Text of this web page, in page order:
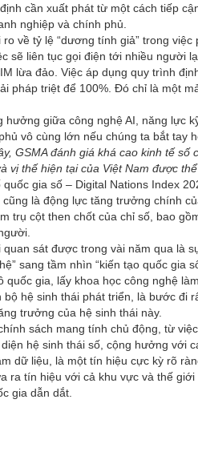
cần xuất phát từ một cách tiếp
nghiệp và chính phủ.
về tỷ lệ “dương tính giả” trong
sẽ liên tục gọi điện tới nhiều người
lừa đảo. Việc áp dụng quy trình
pháp triệt để 100%. Đó chỉ là một
hưởng giữa công nghệ AI, năng lực
vô cùng lớn nếu chúng ta bắt tay
GSMA đánh giá khá cao kinh tế số
vị thế hiện tại của Việt Nam được
gia số – Digital Nations Index
là động lực tăng trưởng chính
trụ cột then chốt của chỉ số, bao
sát được trong vài năm qua là
sang tầm nhìn “kiến tạo quốc gia
quốc gia, lấy khoa học công nghệ
hệ sinh thái phát triển, là bước đi
trưởng của hệ sinh thái này.
sách mang tính chủ động, từ
hệ sinh thái số, cộng hưởng với
dữ liệu, là một tín hiệu cực kỳ rõ
ra tín hiệu với cả khu vực và thế
gia dẫn dắt.